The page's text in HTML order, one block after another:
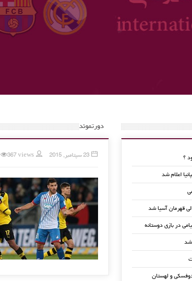
دورتموند
23 سپتامبر, 2015 367 views ؟
اعلام شد
قهرمان آسیا شد
در بازی دوستانه
شد
و لهستان